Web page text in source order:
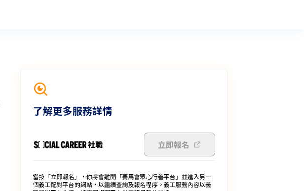
了解更多服務詳情
立即報名
當按「立即報名」，你將會離開「賽馬會眾心行善平台」並進入另一
個義工配對平台的網站，以繼續查詢及報名程序。義工服務內容以義